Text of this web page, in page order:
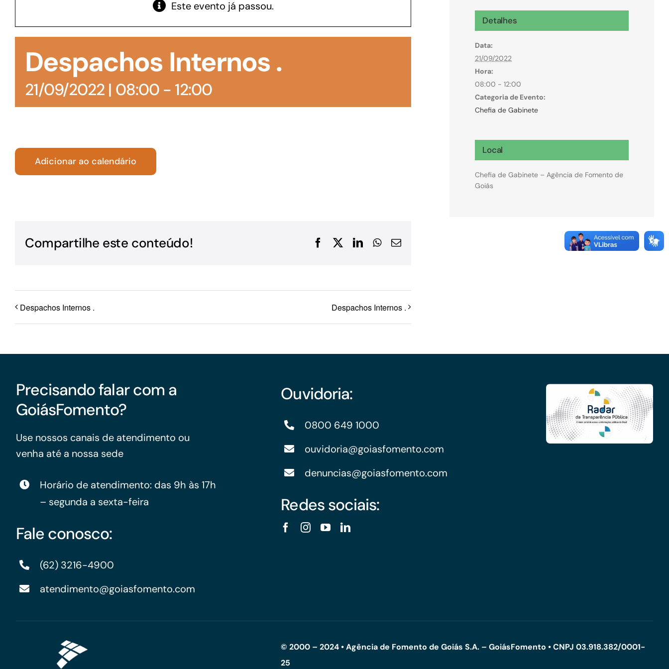
manutenção de estoques e despesas operacionais
Microcrédito
Para MEI, microempresas e pessoas físicas
(feirantes e transportes)
Para os negócios voltados aos serviços do setor de
turismo
Financiamentos com recursos do BNDES, Fungetur,
Conheça as demais linhas de crédito da
Este evento já passou.
Despachos Internos .
21/09/2022 | 08:00- 12:00
Adicionar ao calendário
Compartilhe este conteúdo! FacebookLinkedInWhatsApp
E-
Despachos Internos . Despachos Internos .
Detalhes
Data:
21/09/2022
Hora:
08:00 - 12:00
Categoria de Evento:
Chefia de Gabinete
Local
Chefia de Gabinete – Agência de Fomento de
Goiás
Precisando falar com a
GoiásFomento?
Use nossos canais de atendimento ou
venha até a nossa sede
Horário de atendimento: das 9h às 17h
– segunda a sexta-feira
Fale conosco:
(62) 3216-4900
atendimento@goiasfomento.com
Ouvidoria:
0800 649 1000
ouvidoria@goiasfomento.com
denuncias@goiasfomento.com
Redes sociais:
© 2000 – 2024 • Agência de Fomento de Goiás S.A. – GoiásFomento • CNPJ 03.918.382/0001-
25